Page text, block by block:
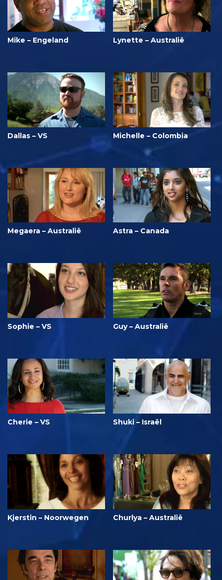
Mike – Engeland Lynette – Australië
Dallas – VS Michelle – Colombia
Megaera – Australië Astra – Canada
Sophie – VS Guy – Australië
Cherie – VS Shuki – Israël
Kjerstin – Noorwegen Churlya – Australië